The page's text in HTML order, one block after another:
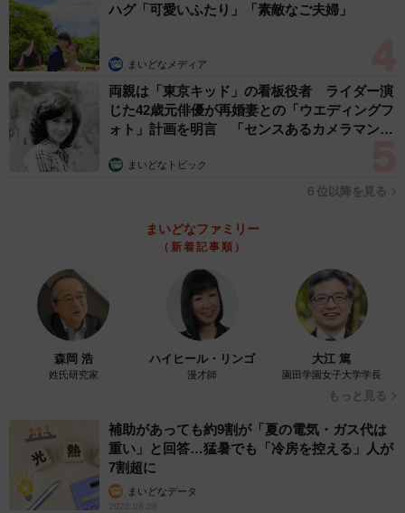
ハグ「可愛いふたり」「素敵なご夫婦」
まいどなメディア
両親は「東京キッド」の看板役者 ライダー演
じた42歳元俳優が再婚妻との「ウエディングフ
ォト」計画を明言 「センスあるカメラマン求
まいどなトピック
６位以降を見る
まいどなファミリー
（新着記事順）
森岡 浩
姓氏研究家
ハイヒール・リンゴ
漫才師
大江 篤
園田学園女子大学学長
もっと見る
補助があっても約9割が「夏の電気・ガス代は
重い」と回答…猛暑でも「冷房を控える」人が
7割超に
まいどなデータ
2026.08.08